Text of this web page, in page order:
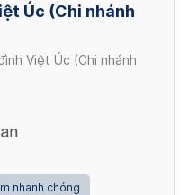
Úc (Chi nhánh
Việt Úc (Chi nhánh
nhanh chóng